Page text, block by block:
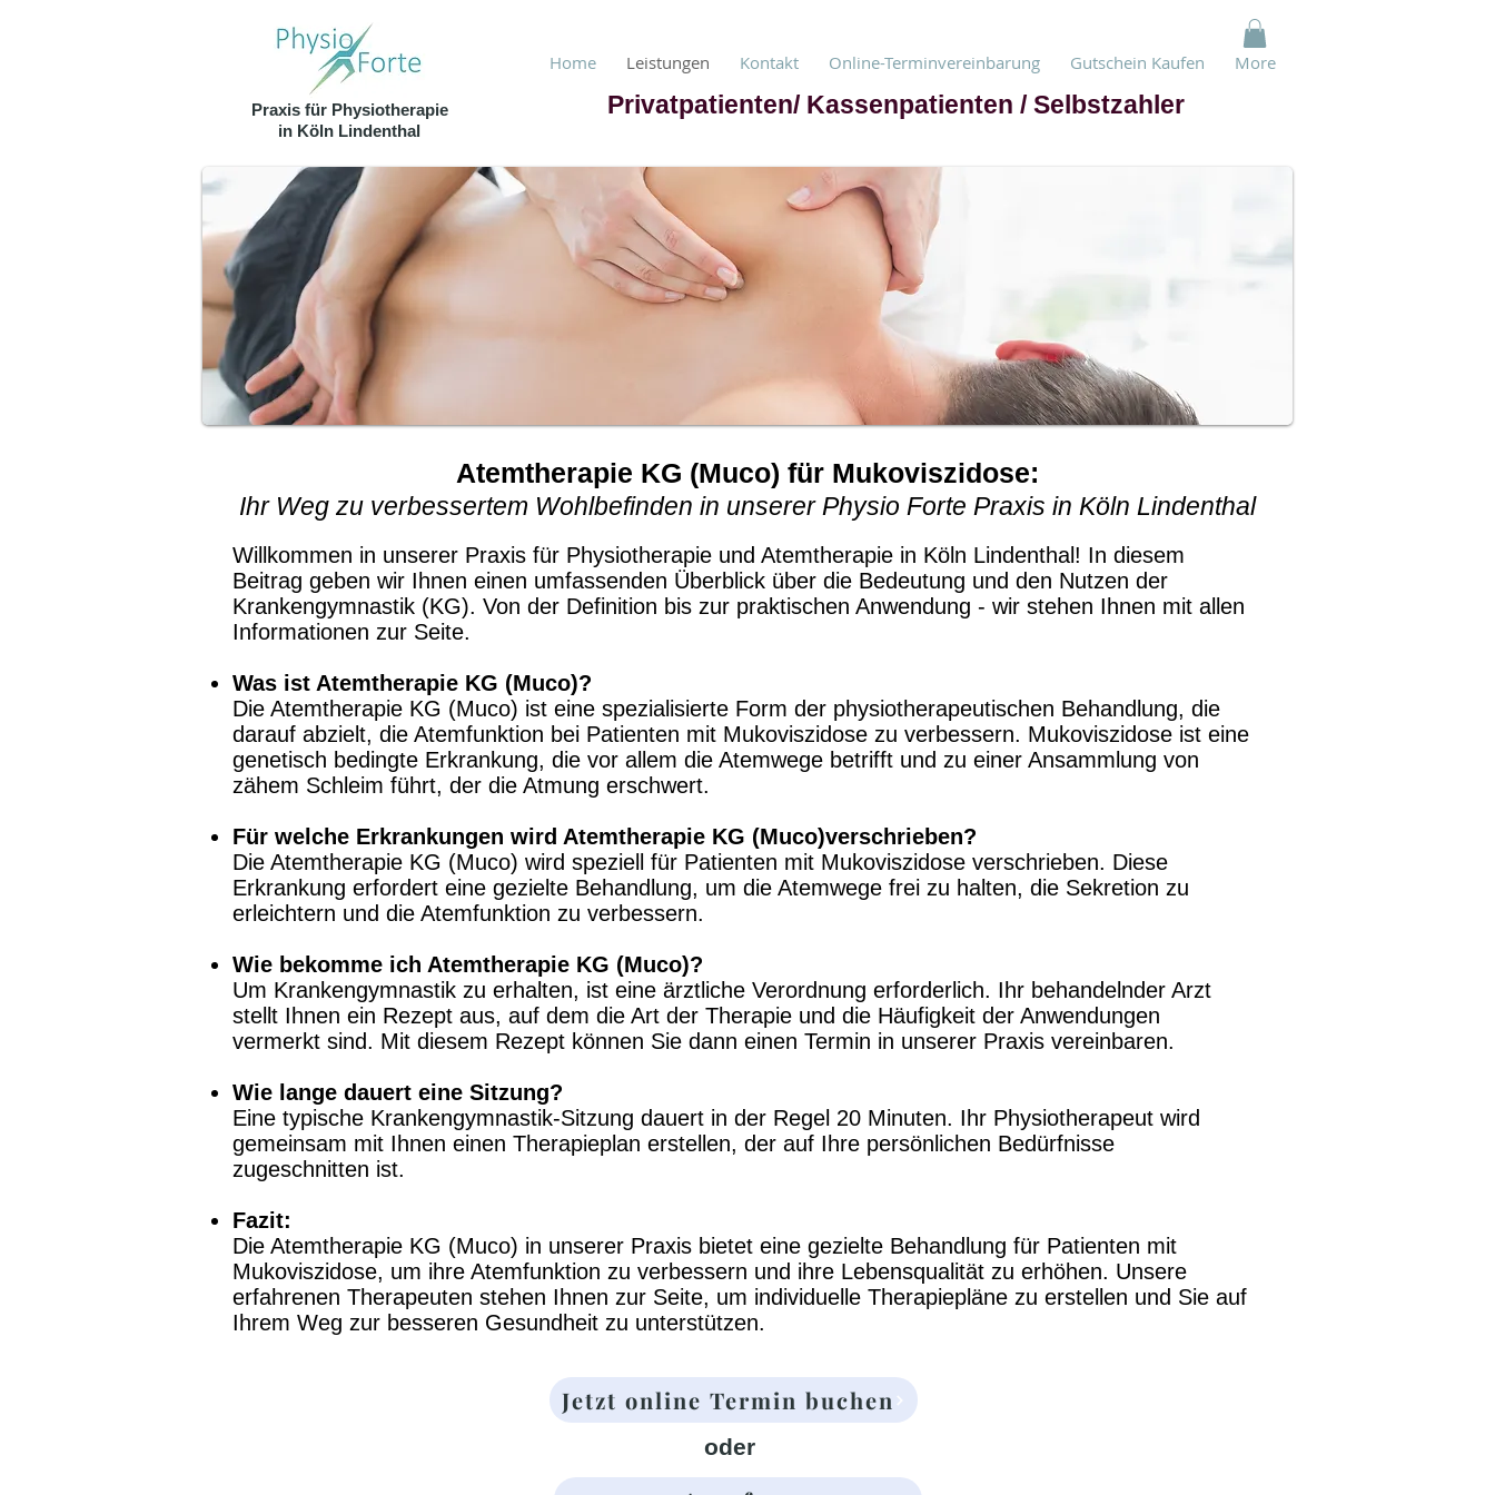
Praxis für Physiotherapie
in Köln Lindenthal
Home Leistungen Kontakt Online-Terminvereinbarung Gutschein Kaufen More
Privatpatienten/ Kassenpatienten / Selbstzahler
Atemtherapie KG (Muco) für Mukoviszidose:
Ihr Weg zu verbessertem Wohlbefinden in unserer Physio Forte Praxis in Köln Lindenthal
Willkommen in unserer Praxis für Physiotherapie und Atemtherapie in Köln Lindenthal! In diesem
Beitrag geben wir Ihnen einen umfassenden Überblick über die Bedeutung und den Nutzen der
Krankengymnastik (KG). Von der Definition bis zur praktischen Anwendung - wir stehen Ihnen mit allen
Informationen zur Seite.
Was ist Atemtherapie KG (Muco)?
Die Atemtherapie KG (Muco) ist eine spezialisierte Form der physiotherapeutischen Behandlung, die
darauf abzielt, die Atemfunktion bei Patienten mit Mukoviszidose zu verbessern. Mukoviszidose ist eine
genetisch bedingte Erkrankung, die vor allem die Atemwege betrifft und zu einer Ansammlung von
zähem Schleim führt, der die Atmung erschwert.
Für welche Erkrankungen wird Atemtherapie KG (Muco)verschrieben?
Die Atemtherapie KG (Muco) wird speziell für Patienten mit Mukoviszidose verschrieben. Diese
Erkrankung erfordert eine gezielte Behandlung, um die Atemwege frei zu halten, die Sekretion zu
erleichtern und die Atemfunktion zu verbessern.
Wie bekomme ich Atemtherapie KG (Muco)?
Um Krankengymnastik zu erhalten, ist eine ärztliche Verordnung erforderlich. Ihr behandelnder Arzt
stellt Ihnen ein Rezept aus, auf dem die Art der Therapie und die Häufigkeit der Anwendungen
vermerkt sind. Mit diesem Rezept können Sie dann einen Termin in unserer Praxis vereinbaren.
Wie lange dauert eine Sitzung?
Eine typische Krankengymnastik-Sitzung dauert in der Regel 20 Minuten. Ihr Physiotherapeut wird
gemeinsam mit Ihnen einen Therapieplan erstellen, der auf Ihre persönlichen Bedürfnisse
zugeschnitten ist.
Fazit:
Die Atemtherapie KG (Muco) in unserer Praxis bietet eine gezielte Behandlung für Patienten mit
Mukoviszidose, um ihre Atemfunktion zu verbessern und ihre Lebensqualität zu erhöhen. Unsere
erfahrenen Therapeuten stehen Ihnen zur Seite, um individuelle Therapiepläne zu erstellen und Sie auf
Ihrem Weg zur besseren Gesundheit zu unterstützen.
Jetzt online Termin buchen
oder